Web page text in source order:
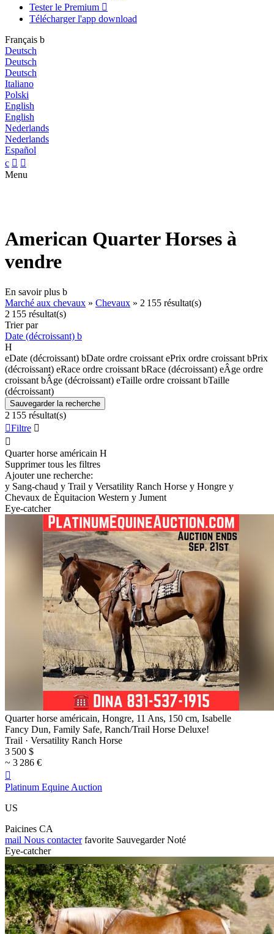
Tester le Premium 
Télécharger l'app download
Français b
Deutsch
Deutsch
Deutsch
Italiano
Polski
English
English
Nederlands
Nederlands
Español
c  
Menu
American Quarter Horses à
vendre
En savoir plus b
Marché aux chevaux » Chevaux » 2 155 résultat(s)
2 155 résultat(s)
Trier par
Date (décroissant) b
H
eDate (décroissant) bDate ordre croissant ePrix ordre croissant bPrix
(décroissant) eRace ordre croissant bRace (décroissant) eÂge ordre
croissant bÂge (décroissant) eTaille ordre croissant bTaille
(décroissant)
Sauvegarder la recherche
2 155 résultat(s)
Filtre 

Quarter horse américain H
Supprimer tous les filtres
Ajouter une recherche:
y Sang-chaud y Trail y Versatility Ranch Horse y Hongre y
Chevaux de Èquitacion Western y Jument
Eye-catcher
Quarter horse américain, Hongre, 11 Ans, 150 cm, Isabelle
Fancy Dun, Family Safe, Ranch/Trail Horse Deluxe!
Trail · Versatility Ranch Horse
3 500 $
~ 3 286 €

Platinum Equine Auction
US
Paicines CA
mail Nous contacter favorite Sauvegarder Noté
Eye-catcher